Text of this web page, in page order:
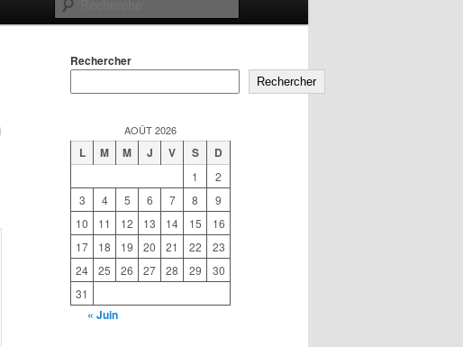
Rechercher
Rechercher
AOÛT 2026
L M M J V S D
1
2
3
4 5 6 7 8
9
10
11 12 13 14 15
16
17
18 19 20 21 22
23
24
25 26 27 28 29
30
31
« Juin